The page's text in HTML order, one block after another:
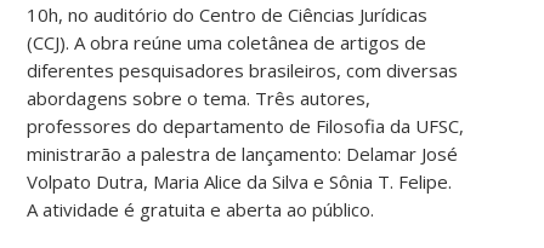
10h, no auditório do Centro de Ciências Jurídicas
(CCJ). A obra reúne uma coletânea de artigos de
diferentes pesquisadores brasileiros, com diversas
abordagens sobre o tema. Três autores,
professores do departamento de Filosofia da UFSC,
ministrarão a palestra de lançamento: Delamar José
Volpato Dutra, Maria Alice da Silva e Sônia T. Felipe.
A atividade é gratuita e aberta ao público.